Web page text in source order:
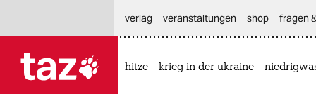
verlag
veranstaltungen shop fragen
hitze krieg in der ukraine